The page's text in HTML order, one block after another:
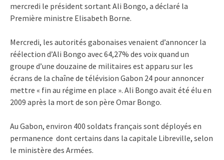
mercredi le président sortant Ali Bongo, a déclaré la
Première ministre Elisabeth Borne.
Mercredi, les autorités gabonaises venaient d’annoncer la
réélection d’Ali Bongo avec 64,27% des voix quand un
groupe d’une douzaine de militaires est apparu sur les
écrans de la chaîne de télévision Gabon 24 pour annoncer
mettre « fin au régime en place ». Ali Bongo avait été élu en
2009 après la mort de son père Omar Bongo.
Au Gabon, environ 400 soldats français sont déployés en
permanence dont certains dans la capitale Libreville, selon
le ministère des Armées.